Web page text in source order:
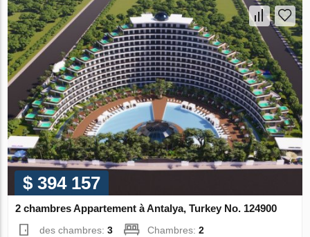
$ 394 157
2 chambres Appartement à Antalya, Turkey No. 124900
des chambres:3 Chambres:2